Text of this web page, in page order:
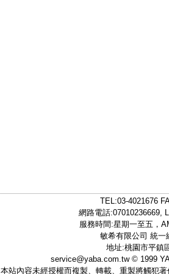
TEL:03-4021676
網路電話:07010236669,
服務時間:星期一至五，
敏希有限公司 統一
地址:桃園市平鎮
service@yaba.com.tw© 1999
本站內容未經授權而複製、轉載、重製將觸犯